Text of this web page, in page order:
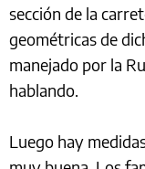
sección de la
geométricas de
manejado por la
hablando.
Luego hay